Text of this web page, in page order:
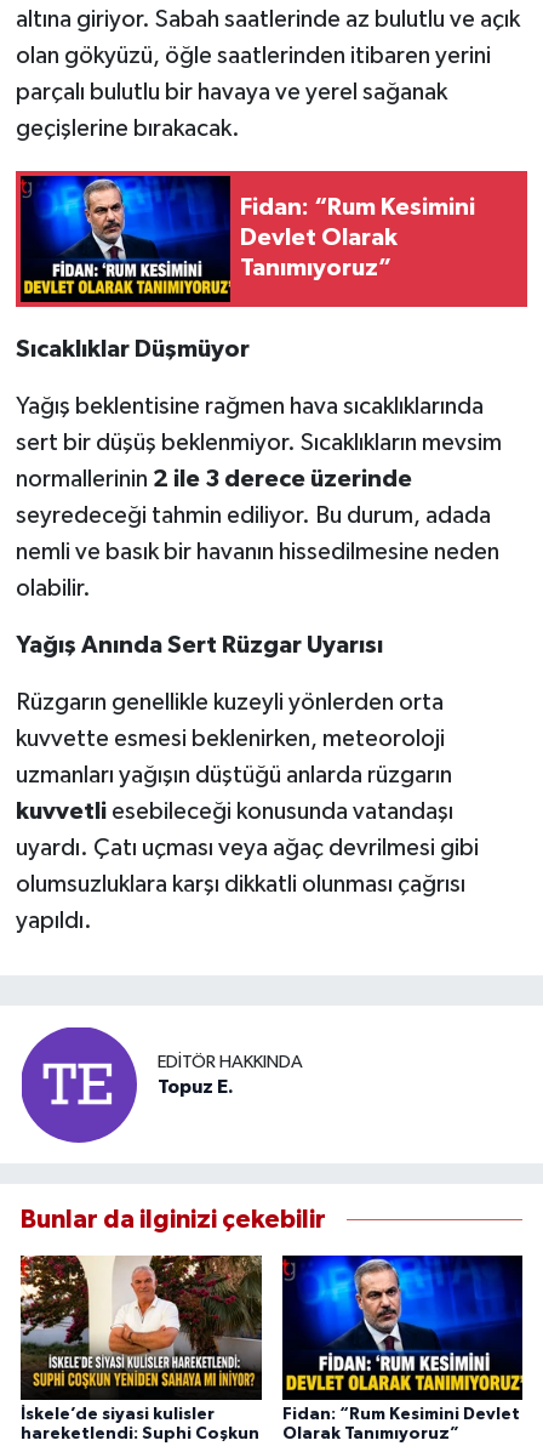
altına giriyor. Sabah saatlerinde az bulutlu ve açık
olan gökyüzü, öğle saatlerinden itibaren yerini
parçalı bulutlu bir havaya ve yerel sağanak
geçişlerine bırakacak.
Fidan: “Rum Kesimini
Devlet Olarak
Tanımıyoruz”
Sıcaklıklar Düşmüyor
Yağış beklentisine rağmen hava sıcaklıklarında
sert bir düşüş beklenmiyor. Sıcaklıkların mevsim
normallerinin 2 ile 3 derece üzerinde
seyredeceği tahmin ediliyor. Bu durum, adada
nemli ve basık bir havanın hissedilmesine neden
olabilir.
Yağış Anında Sert Rüzgar Uyarısı
Rüzgarın genellikle kuzeyli yönlerden orta
kuvvette esmesi beklenirken, meteoroloji
uzmanları yağışın düştüğü anlarda rüzgarın
kuvvetliesebileceği konusunda vatandaşı
uyardı. Çatı uçması veya ağaç devrilmesi gibi
olumsuzluklara karşı dikkatli olunması çağrısı
yapıldı.
EDITÖR HAKKINDA
Topuz E.
Bunlar da ilginizi çekebilir
İskele’de siyasi kulisler
hareketlendi: Suphi Coşkun
Fidan: “Rum Kesimini Devlet
Olarak Tanımıyoruz”